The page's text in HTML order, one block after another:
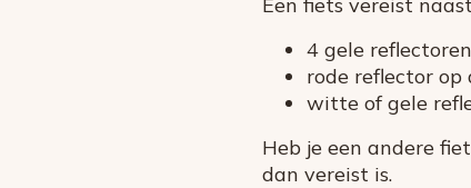
4 gele
rode reflector
witte of gele
Heb je een andere
dan vereist is.